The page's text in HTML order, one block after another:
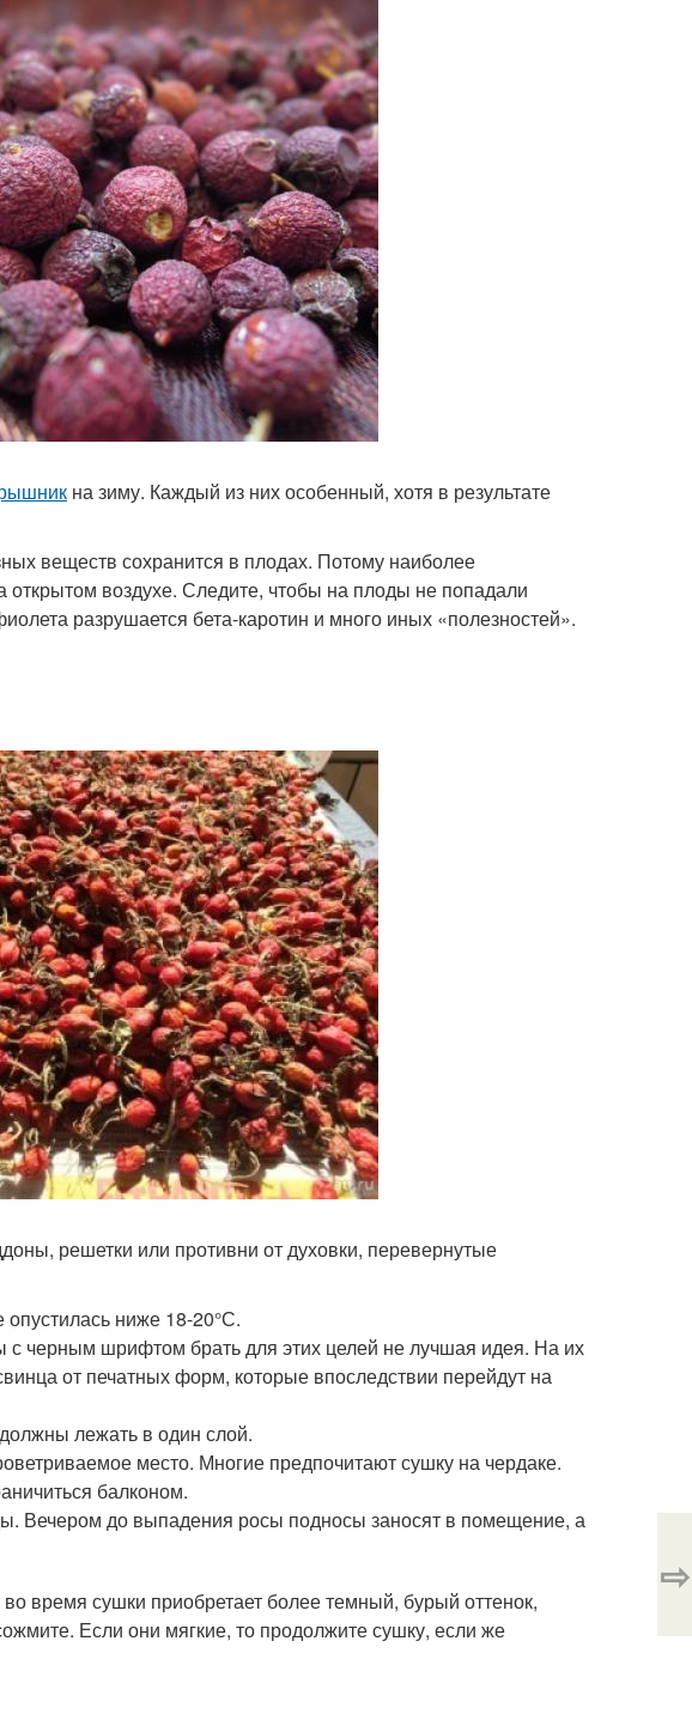
на зиму. Каждый из них особенный, хотя в результате
веществ сохранится в плодах. Потому наиболее
открытом воздухе. Следите, чтобы на плоды не попадали
разрушается бета-каротин и много иных «полезностей».
решетки или противни от духовки, перевернутые
ниже 18-20°С.
с черным шрифтом брать для этих целей не лучшая идея. На их
от печатных форм, которые впоследствии перейдут на
лежать в один слой.
место. Многие предпочитают сушку на чердаке.
балконом.
Вечером до выпадения росы подносы заносят в помещение, а
время сушки приобретает более темный, бурый оттенок,
Если они мягкие, то продолжите сушку, если же
⇨